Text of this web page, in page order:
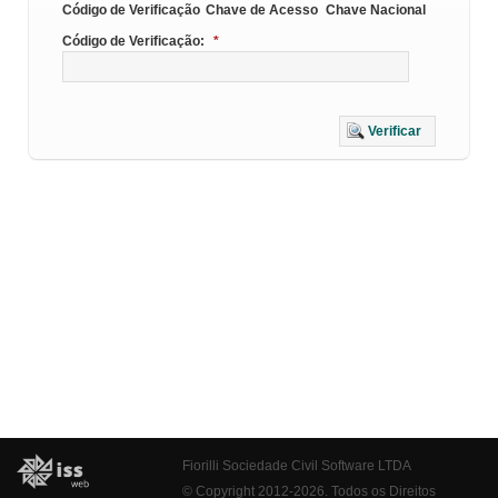
Código de Verificação Chave de Acesso Chave Nacional
Código de Verificação:
*
Verificar
Fiorilli Sociedade Civil Software LTDA
© Copyright 2012-2026. Todos os Direitos